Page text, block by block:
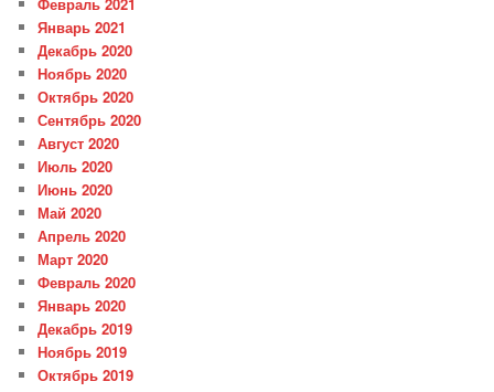
Январь 2021
Декабрь 2020
Ноябрь 2020
Октябрь 2020
Сентябрь 2020
Август 2020
Июль 2020
Июнь 2020
Май 2020
Апрель 2020
Март 2020
Февраль 2020
Январь 2020
Декабрь 2019
Ноябрь 2019
Октябрь 2019